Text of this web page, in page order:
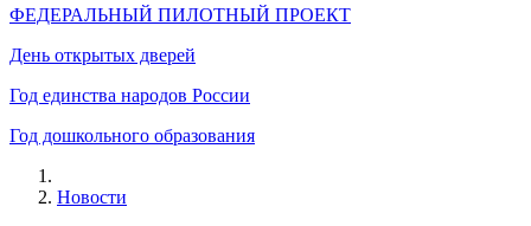
ФЕДЕРАЛЬНЫЙ ПИЛОТНЫЙ ПРОЕКТ
День открытых дверей
Год единства народов России
Год дошкольного образования
Новости